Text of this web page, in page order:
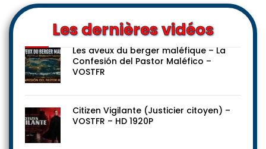
Les dernières vidéos
Les aveux du berger maléfique – La
Confesión del Pastor Maléfico –
VOSTFR
Citizen Vigilante (Justicier citoyen) –
VOSTFR – HD 1920P